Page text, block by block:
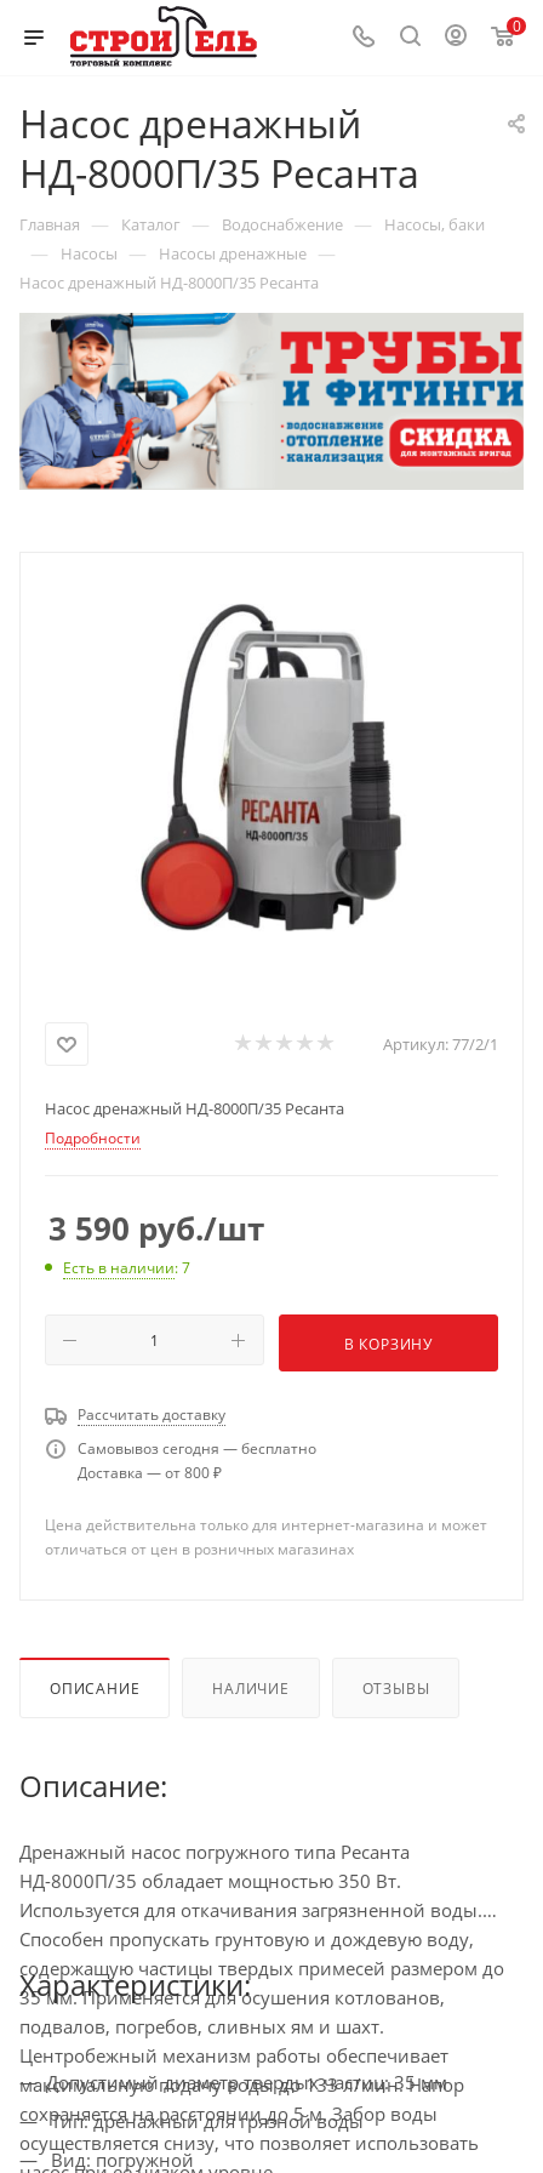
0
Насос дренажный
НД-8000П/35 Ресанта
Главная — Каталог — Водоснабжение — Насосы, баки
— Насосы — Насосы дренажные —
Насос дренажный НД-8000П/35 Ресанта
Артикул:77/2/1
Насос дренажный НД-8000П/35 Ресанта
Подробности
3 590 руб./шт
Есть в наличии: 7
В КОРЗИНУ
Рассчитать доставку
Самовывоз сегодня — бесплатно
Доставка — от 800 ₽
Цена действительна только для интернет-магазина и может
отличаться от цен в розничных магазинах
ОПИСАНИЕ НАЛИЧИЕ ОТЗЫВЫ
Описание:
Дренажный насос погружного типа Ресанта
НД-8000П/35 обладает мощностью 350 Вт.
Используется для откачивания загрязненной воды.
Способен пропускать грунтовую и дождевую воду,
содержащую частицы твердых примесей размером до
35 мм. Применяется для осушения котлованов,
подвалов, погребов, сливных ям и шахт.
Центробежный механизм работы обеспечивает
максимальную подачу воды до 133 л/мин. Напор
сохраняется на расстоянии до 5 м. Забор воды
осуществляется снизу, что позволяет использовать
Характеристики:
Допустимый диаметр твердых частиц: 35 мм
Тип: дренажный для грязной воды
Вид: погружной